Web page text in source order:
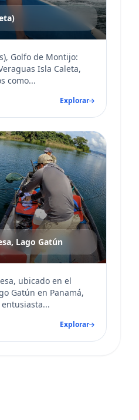
Golfo de Montijo:
Isla Caleta,
como...
Explorar
Lago Gatún
ubicado en el
Gatún en Panamá,
Explorar